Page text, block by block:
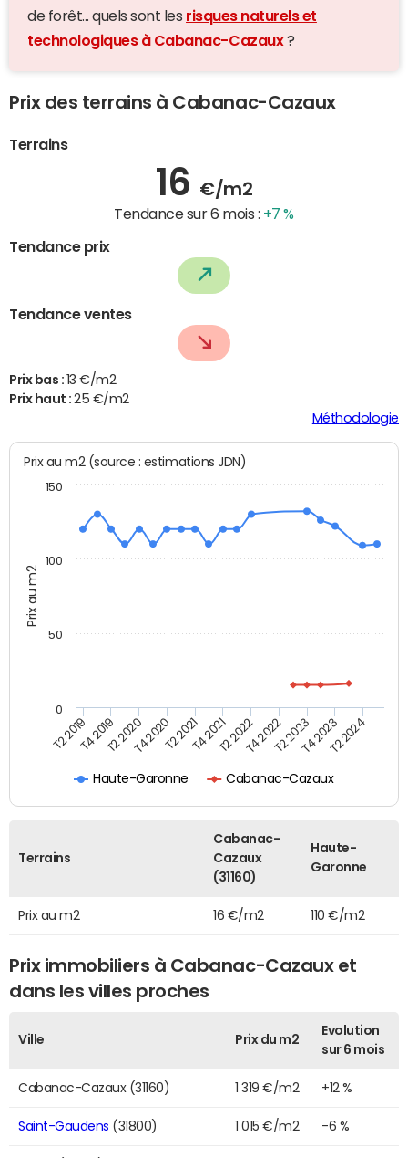
de forêt... quels sont les risques naturels et
technologiques à Cabanac-Cazaux?
Prix des terrains à Cabanac-Cazaux
Terrains
16 €/m2
Tendance sur 6 mois : +7 %
Tendance prix
Tendance ventes
Prix bas : 13 €/m2
Prix haut :25 €/m2
Méthodologie
Prix au m2
Prix au m2 (source : estimations JDN)
Haute-Garonne Cabanac-Cazaux
T2 2019T4 2019T2 2020T4 2020T2 2021T4 2021T2 2022T4 2022T2 2023T4 2023T2 2024
0
50
100
150
Terrains
Cabanac-
Cazaux
(31160)
Haute-
Garonne
Prix au m2 16 €/m2 110 €/m2
Prix immobiliers à Cabanac-Cazaux et
dans les villes proches
Ville Prix du m2
Evolution
sur 6 mois
Cabanac-Cazaux (31160) 1 319 €/m2 +12 %
Saint-Gaudens (31800) 1 015 €/m2 -6 %